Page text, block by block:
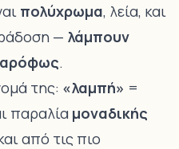
πολύχρωμα, λεία, και
— λάμπουν
.
της: «λαμπή» =
παραλία μοναδικής
από τις πιο